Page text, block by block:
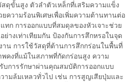
ดุขั้นสูง ตัวลำตัวเหล็กที่เสริมความแข็ง
ความร้อนพิเศษเพื่อเพิ่มความต้านทานต่อ
ทก การออกแบบที่สมดุลของหัวเจาะช่วย
ย่างเท่าเทียมกัน ป้องกันการสึกหรอในจุด
าน การใช้วัสดุที่ต้านการสึกกร่อนในพื้นที่
คงที่แม้ในสภาพที่กัดกร่อนสูง ความ
บการรักษาผ่านคุณสมบัติการออกแบบ
มล้มเหลวทั่วไป เช่น การสูญเสียปุ่มและ